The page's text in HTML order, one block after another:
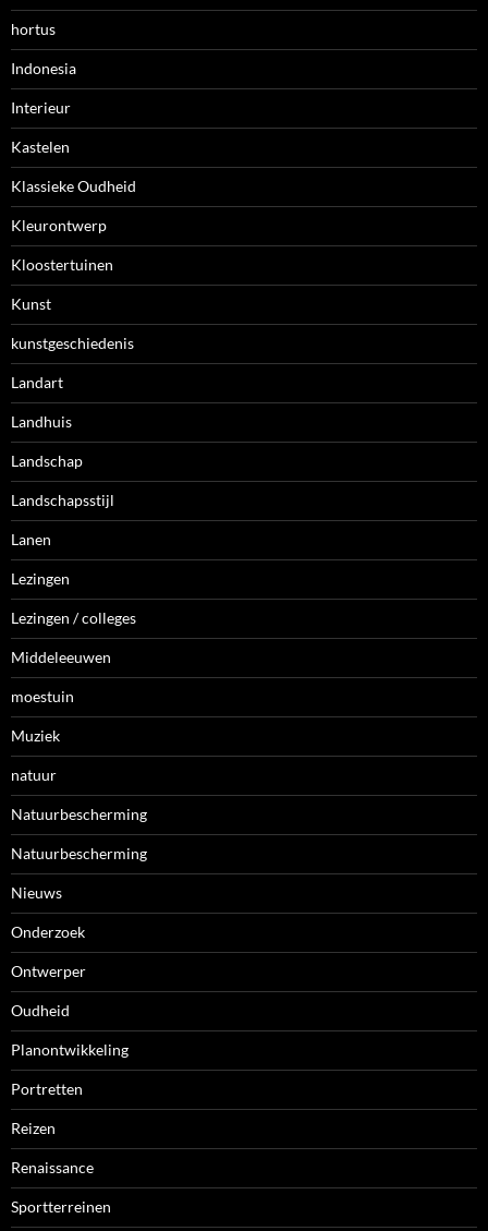
hortus
Indonesia
Interieur
Kastelen
Klassieke Oudheid
Kleurontwerp
Kloostertuinen
Kunst
kunstgeschiedenis
Landart
Landhuis
Landschap
Landschapsstijl
Lanen
Lezingen
Lezingen / colleges
Middeleeuwen
moestuin
Muziek
natuur
Natuurbescherming
Natuurbescherming
Nieuws
Onderzoek
Ontwerper
Oudheid
Planontwikkeling
Portretten
Reizen
Renaissance
Sportterreinen